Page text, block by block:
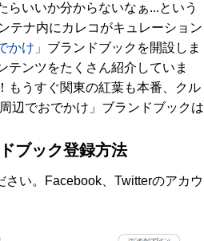
らいいか分からないなぁ...という
テナ内にカレコがキュレーション
かけ」 ブランドブックを開設しま
テンツをたくさん紹介していま
もうすぐ関東の紅葉も本番、クル
辺でおでかけ」ブランドブックは
ブック登録方法
い。Facebook、Twitterのアカウ